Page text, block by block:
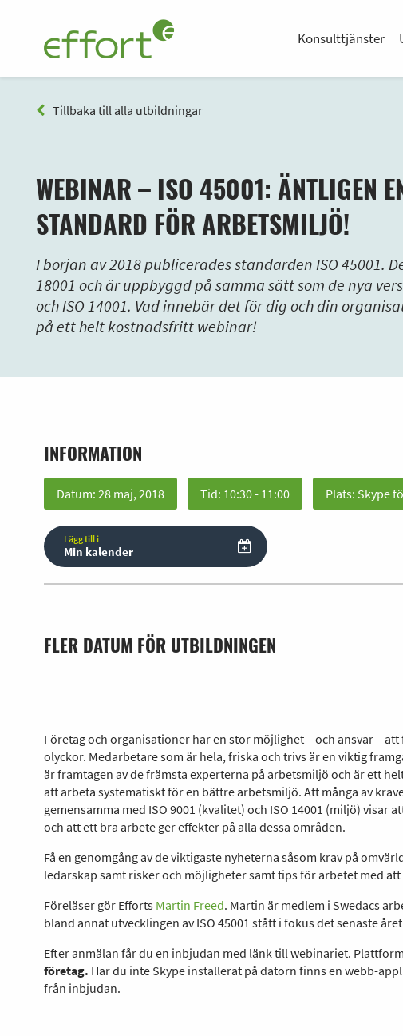
Konsulttjänster
Tillbaka till alla utbildningar
WEBINAR – ISO 45001: ÄNTLIGEN
STANDARD FÖR ARBETSMILJÖ!
I början av 2018 publicerades standarden ISO 45001.
18001 och är uppbyggd på samma sätt som de nya
och ISO 14001. Vad innebär det för dig och din
på ett helt kostnadsfritt webinar!
INFORMATION
Datum: 28 maj, 2018 Tid: 10:30 - 11:00 Plats: Skype
Lägg till i
Min kalender
FLER DATUM FÖR UTBILDNINGEN
Företag och organisationer har en stor möjlighet – och ansvar –
olyckor. Medarbetare som är hela, friska och trivs är en viktig
är framtagen av de främsta experterna på arbetsmiljö och är ett
att arbeta systematiskt för en bättre arbetsmiljö. Att många av
gemensamma med ISO 9001 (kvalitet) och ISO 14001 (miljö) visar
och att ett bra arbete ger effekter på alla dessa områden.
Få en genomgång av de viktigaste nyheterna såsom krav på
ledarskap samt risker och möjligheter samt tips för arbetet med
Föreläser gör Efforts Martin Freed. Martin är medlem i Swedacs
bland annat utvecklingen av ISO 45001 stått i fokus det senaste
Efter anmälan får du en inbjudan med länk till webinariet.
företag. Har du inte Skype installerat på datorn finns en webb-
från inbjudan.